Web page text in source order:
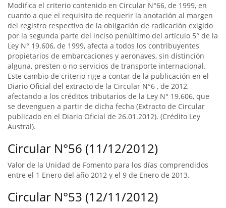
Modifica el criterio contenido en Circular N°66, de 1999, en
cuanto a que el requisito de requerir la anotación al margen
del registro respectivo de la obligación de radicación exigido
por la segunda parte del inciso penúltimo del artículo 5° de la
Ley N° 19.606, de 1999, afecta a todos los contribuyentes
propietarios de embarcaciones y aeronaves, sin distinción
alguna, presten o no servicios de transporte internacional.
Este cambio de criterio rige a contar de la publicación en el
Diario Oficial del extracto de la Circular N°6 , de 2012,
afectando a los créditos tributarios de la Ley N° 19.606, que
se devenguen a partir de dicha fecha (Extracto de Circular
publicado en el Diario Oficial de 26.01.2012). (Crédito Ley
Austral).
Circular N°56 (11/12/2012)
Valor de la Unidad de Fomento para los días comprendidos
entre el 1 Enero del año 2012 y el 9 de Enero de 2013.
Circular N°53 (12/11/2012)